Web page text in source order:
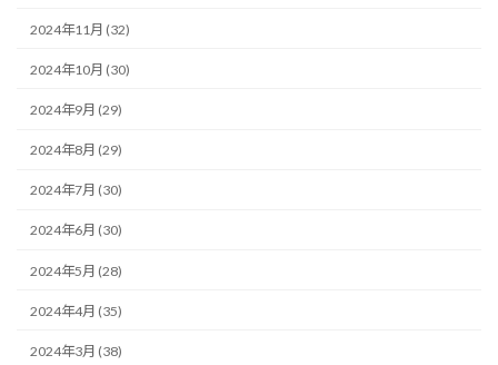
2024年11月 (32)
2024年10月 (30)
2024年9月 (29)
2024年8月 (29)
2024年7月 (30)
2024年6月 (30)
2024年5月 (28)
2024年4月 (35)
2024年3月 (38)